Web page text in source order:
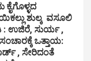
ಕೈಗೊಳ್ಳದ
ಶುಲ್ಕ ವಸೂಲಿ
: ಉಜಿರೆ, ಸುರ್ಯ ,
ಒತ್ತಾಯ:
, ಸೇರಿದಂತೆ